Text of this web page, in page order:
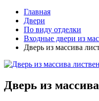
Главная
Двери
По виду отделки
Входные двери из
Дверь из массива
Дверь из